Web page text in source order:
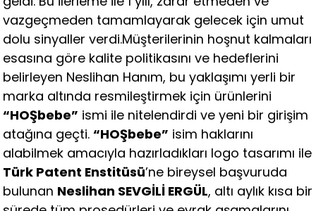
vazgeçmeden tamamlayarak gelecek için umut
dolu sinyaller verdi.Müşterilerinin hoşnut kalmaları
esasına göre kalite politikasını ve hedeflerini
belirleyen Neslihan Hanım, bu yaklaşımı yerli bir
marka altında resmileştirmek için ürünlerini
“HOŞbebe” ismi ile nitelendirdi ve yeni bir girişim
atağına geçti.“HOŞbebe” isim haklarını
alabilmek amacıyla hazırladıkları logo tasarımı ile
Türk Patent Enstitüsü’ne bireysel başvuruda
bulunan Neslihan SEVGİLİ ERGÜL, altı aylık kısa bir